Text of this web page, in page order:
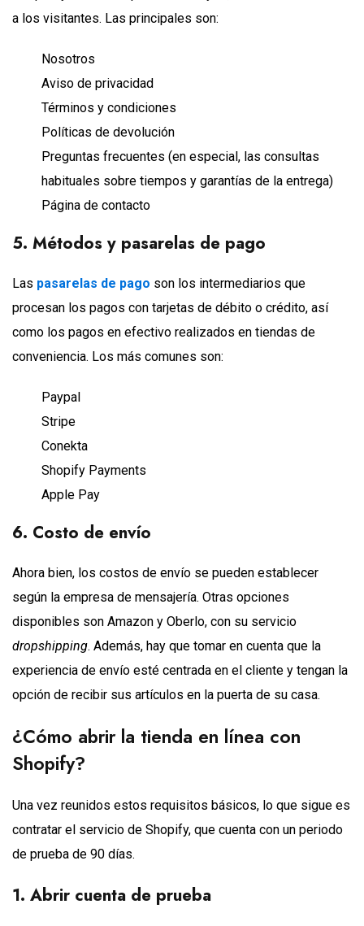
a los visitantes. Las principales son:
Nosotros
Aviso de privacidad
Términos y condiciones
Políticas de devolución
Preguntas frecuentes (en especial, las consultas
habituales sobre tiempos y garantías de la entrega)
Página de contacto
5. Métodos y pasarelas de pago
Las pasarelas de pago son los intermediarios que
procesan los pagos con tarjetas de débito o crédito, así
como los pagos en efectivo realizados en tiendas de
conveniencia. Los más comunes son:
Paypal
Stripe
Conekta
Shopify Payments
Apple Pay
6. Costo de envío
Ahora bien, los costos de envío se pueden establecer
según la empresa de mensajería. Otras opciones
disponibles son Amazon y Oberlo, con su servicio
dropshipping. Además, hay que tomar en cuenta que la
experiencia de envío esté centrada en el cliente y tengan la
opción de recibir sus artículos en la puerta de su casa.
¿Cómo abrir la tienda en línea con
Shopify?
Una vez reunidos estos requisitos básicos, lo que sigue es
contratar el servicio de Shopify, que cuenta con un periodo
de prueba de 90 días.
1. Abrir cuenta de prueba